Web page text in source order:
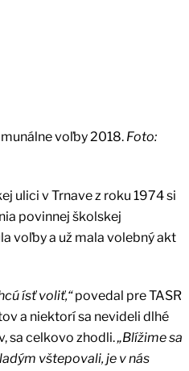
voľby 2018. Foto:
ulici v Trnave z roku 1974 si
povinnej školskej
voľby a už mala volebný akt
ísť voliť,“povedal pre TASR
a niektorí sa nevideli dlhé
sa celkovo zhodli.„Blížime sa
vštepovali, je v nás